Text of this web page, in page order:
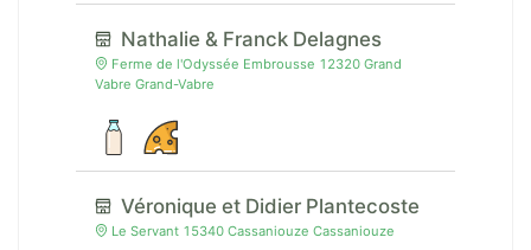
Nathalie & Franck Delagnes
Ferme de l'Odyssée Embrousse 12320 Grand
Vabre Grand-Vabre
Véronique et Didier Plantecoste
Le Servant 15340 Cassaniouze Cassaniouze